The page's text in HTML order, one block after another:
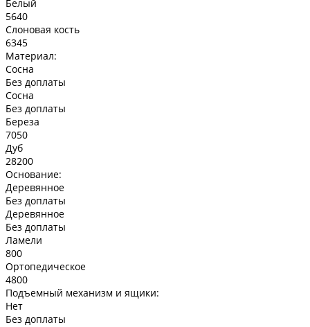
Белый
5640
Слоновая кость
6345
Материал:
Сосна
Без доплаты
Сосна
Без доплаты
Береза
7050
Дуб
28200
Основание:
Деревянное
Без доплаты
Деревянное
Без доплаты
Ламели
800
Ортопедическое
4800
Подъемный механизм и ящики:
Нет
Без доплаты